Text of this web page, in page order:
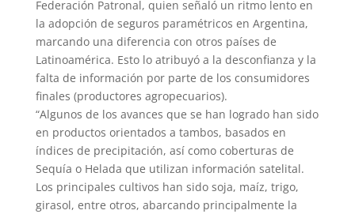
Federación Patronal, quien señaló un ritmo lento en
la adopción de seguros paramétricos en Argentina,
marcando una diferencia con otros países de
Latinoamérica. Esto lo atribuyó a la desconfianza y la
falta de información por parte de los consumidores
finales (productores agropecuarios).
“Algunos de los avances que se han logrado han sido
en productos orientados a tambos, basados en
índices de precipitación, así como coberturas de
Sequía o Helada que utilizan información satelital.
Los principales cultivos han sido soja, maíz, trigo,
girasol, entre otros, abarcando principalmente la